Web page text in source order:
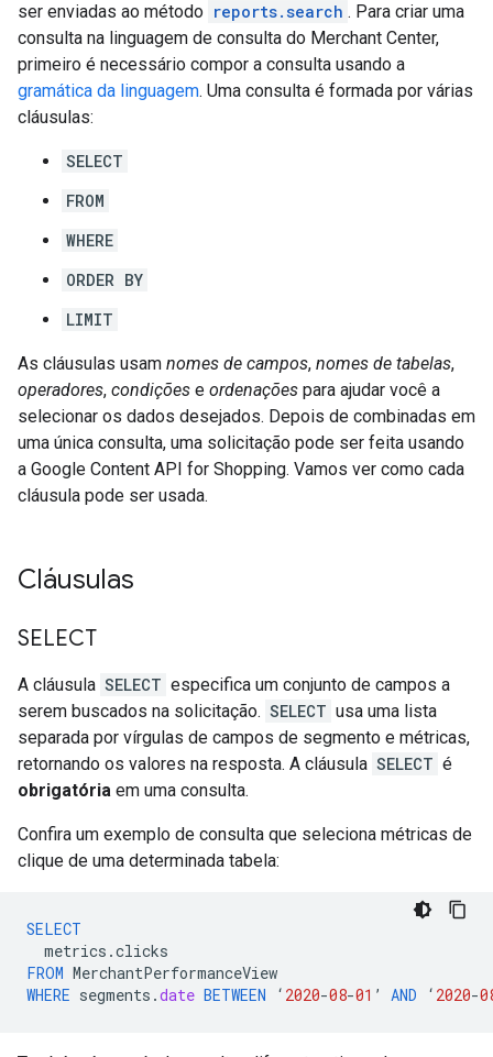
ser enviadas ao método reports.search . Para criar uma
consulta na linguagem de consulta do Merchant Center,
primeiro é necessário compor a consulta usando a
gramática da linguagem. Uma consulta é formada por várias
cláusulas:
SELECT
FROM
WHERE
ORDER BY
LIMIT
As cláusulas usam nomes de campos, nomes de tabelas,
operadores, condições e ordenações para ajudar você a
selecionar os dados desejados. Depois de combinadas em
uma única consulta, uma solicitação pode ser feita usando
a Google Content API for Shopping. Vamos ver como cada
cláusula pode ser usada.
Cláusulas
SELECT
A cláusula SELECT especifica um conjunto de campos a
serem buscados na solicitação. SELECT usa uma lista
separada por vírgulas de campos de segmento e métricas,
retornando os valores na resposta. A cláusula SELECT é
obrigatória em uma consulta.
Confira um exemplo de consulta que seleciona métricas de
clique de uma determinada tabela:
SELECT
metrics .clicks
FROM MerchantPerformanceView
WHERE segments .date BETWEEN ‘ 2020-08-01 ’ AND ‘ 2020-